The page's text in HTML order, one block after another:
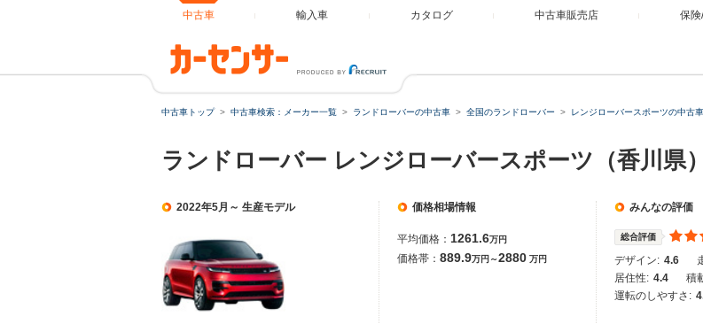
中古車 輸入車 カタログ 中古車販売店 保
中古車トップ 中古車検索：メーカー一覧 ランドローバーの中古車 全国のランドローバー レンジローバースポーツの中古車
ランドローバー レンジローバースポーツ（香川県
2022年5月～ 生産モデル 価格相場情報
平均価格： 1261.6万円
価格帯： 889.9万円～2880 万円
みんなの評価
総合評価
デザイン: 4.6
居住性: 4.4 積
運転のしやすさ: